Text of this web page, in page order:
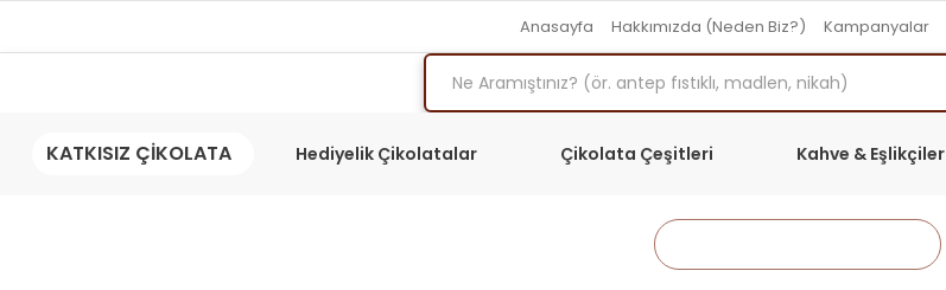
Anasayfa Hakkımızda (Neden Biz?) Kampanyalar
KATKISIZ ÇİKOLATA Hediyelik Çikolatalar Çikolata Çeşitleri Kahve & Eşlikçiler